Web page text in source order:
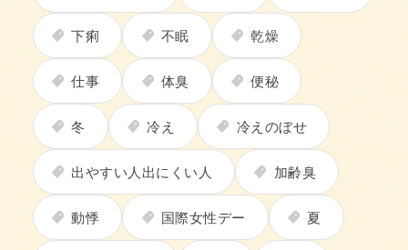
下痢 不眠 乾燥
仕事 体臭 便秘
冬 冷え 冷えのぼせ
出やすい人出にくい人 加齢臭
動悸 国際女性デー 夏